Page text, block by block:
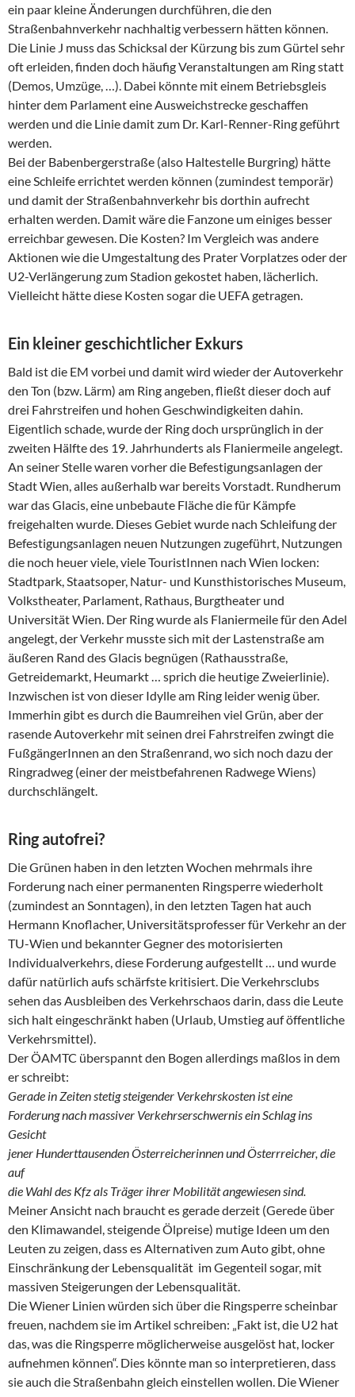
ein paar kleine Änderungen durchführen, die den
Straßenbahnverkehr nachhaltig verbessern hätten können.
Die Linie J muss das Schicksal der Kürzung bis zum Gürtel sehr
oft erleiden, finden doch häufig Veranstaltungen am Ring statt
(Demos, Umzüge, …). Dabei könnte mit einem Betriebsgleis
hinter dem Parlament eine Ausweichstrecke geschaffen
werden und die Linie damit zum Dr. Karl-Renner-Ring geführt
werden.
Bei der Babenbergerstraße (also Haltestelle Burgring) hätte
eine Schleife errichtet werden können (zumindest temporär)
und damit der Straßenbahnverkehr bis dorthin aufrecht
erhalten werden. Damit wäre die Fanzone um einiges besser
erreichbar gewesen. Die Kosten? Im Vergleich was andere
Aktionen wie die Umgestaltung des Prater Vorplatzes oder der
U2-Verlängerung zum Stadion gekostet haben, lächerlich.
Vielleicht hätte diese Kosten sogar die UEFA getragen.
Ein kleiner geschichtlicher Exkurs
Bald ist die EM vorbei und damit wird wieder der Autoverkehr
den Ton (bzw. Lärm) am Ring angeben, fließt dieser doch auf
drei Fahrstreifen und hohen Geschwindigkeiten dahin.
Eigentlich schade, wurde der Ring doch ursprünglich in der
zweiten Hälfte des 19. Jahrhunderts als Flaniermeile angelegt.
An seiner Stelle waren vorher die Befestigungsanlagen der
Stadt Wien, alles außerhalb war bereits Vorstadt. Rundherum
war das Glacis, eine unbebaute Fläche die für Kämpfe
freigehalten wurde. Dieses Gebiet wurde nach Schleifung der
Befestigungsanlagen neuen Nutzungen zugeführt, Nutzungen
die noch heuer viele, viele TouristInnen nach Wien locken:
Stadtpark, Staatsoper, Natur- und Kunsthistorisches Museum,
Volkstheater, Parlament, Rathaus, Burgtheater und
Universität Wien. Der Ring wurde als Flaniermeile für den Adel
angelegt, der Verkehr musste sich mit der Lastenstraße am
äußeren Rand des Glacis begnügen (Rathausstraße,
Getreidemarkt, Heumarkt … sprich die heutige Zweierlinie).
Inzwischen ist von dieser Idylle am Ring leider wenig über.
Immerhin gibt es durch die Baumreihen viel Grün, aber der
rasende Autoverkehr mit seinen drei Fahrstreifen zwingt die
FußgängerInnen an den Straßenrand, wo sich noch dazu der
Ringradweg (einer der meistbefahrenen Radwege Wiens)
durchschlängelt.
Ring autofrei?
Die Grünen haben in den letzten Wochen mehrmals ihre
Forderung nach einer permanenten Ringsperre wiederholt
(zumindest an Sonntagen), in den letzten Tagen hat auch
Hermann Knoflacher, Universitätsprofesser für Verkehr an der
TU-Wien und bekannter Gegner des motorisierten
Individualverkehrs, diese Forderung aufgestellt … und wurde
dafür natürlich aufs schärfste kritisiert. Die Verkehrsclubs
sehen das Ausbleiben des Verkehrschaos darin, dass die Leute
sich halt eingeschränkt haben (Urlaub, Umstieg auf öffentliche
Verkehrsmittel).
Der ÖAMTC überspannt den Bogen allerdings maßlos in dem
er schreibt:
Gerade in Zeiten stetig steigender Verkehrskosten ist eine
Forderung nach massiver Verkehrserschwernis ein Schlag ins
Gesicht
jener Hunderttausenden Österreicherinnen und Österrreicher, die
auf
die Wahl des Kfz als Träger ihrer Mobilität angewiesen sind.
Meiner Ansicht nach braucht es gerade derzeit (Gerede über
den Klimawandel, steigende Ölpreise) mutige Ideen um den
Leuten zu zeigen, dass es Alternativen zum Auto gibt, ohne
Einschränkung der Lebensqualität  im Gegenteil sogar, mit
massiven Steigerungen der Lebensqualität.
Die Wiener Linien würden sich über die Ringsperre scheinbar
freuen, nachdem sie im Artikel schreiben: „Fakt ist, die U2 hat
das, was die Ringsperre möglicherweise ausgelöst hat, locker
aufnehmen können“. Dies könnte man so interpretieren, dass
sie auch die Straßenbahn gleich einstellen wollen. Die Wiener